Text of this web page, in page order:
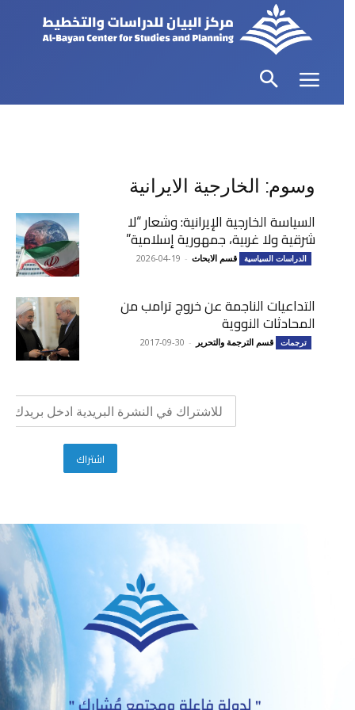
وسوم: الخارجية الايرانية
السياسة الخارجية الإيرانية: وشعار “لا
شرقية ولا غربية، جمهورية إسلامية”
الدراسات السياسية قسم الابحاث -
2026-04-19
التداعيات الناجمة عن خروج ترامب من
المحادثات النووية
ترجمات قسم الترجمة والتحرير -
2017-09-30